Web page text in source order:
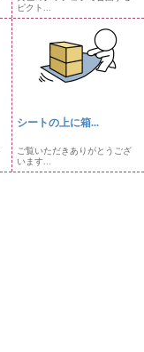
ピクト...
シートの上に箱...
ご覧いただきありがとうござ
います...